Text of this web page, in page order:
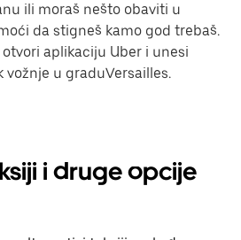
ili moraš nešto obaviti u
da stigneš kamo god trebaš.
aplikaciju Uber i unesi
vožnje u graduVersailles.
i druge opcije